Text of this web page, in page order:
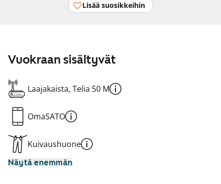
Lisää suosikkeihin
Vuokraan sisältyvät
Laajakaista, Telia 50 M
OmaSATO
Kuivaushuone
Näytä enemmän